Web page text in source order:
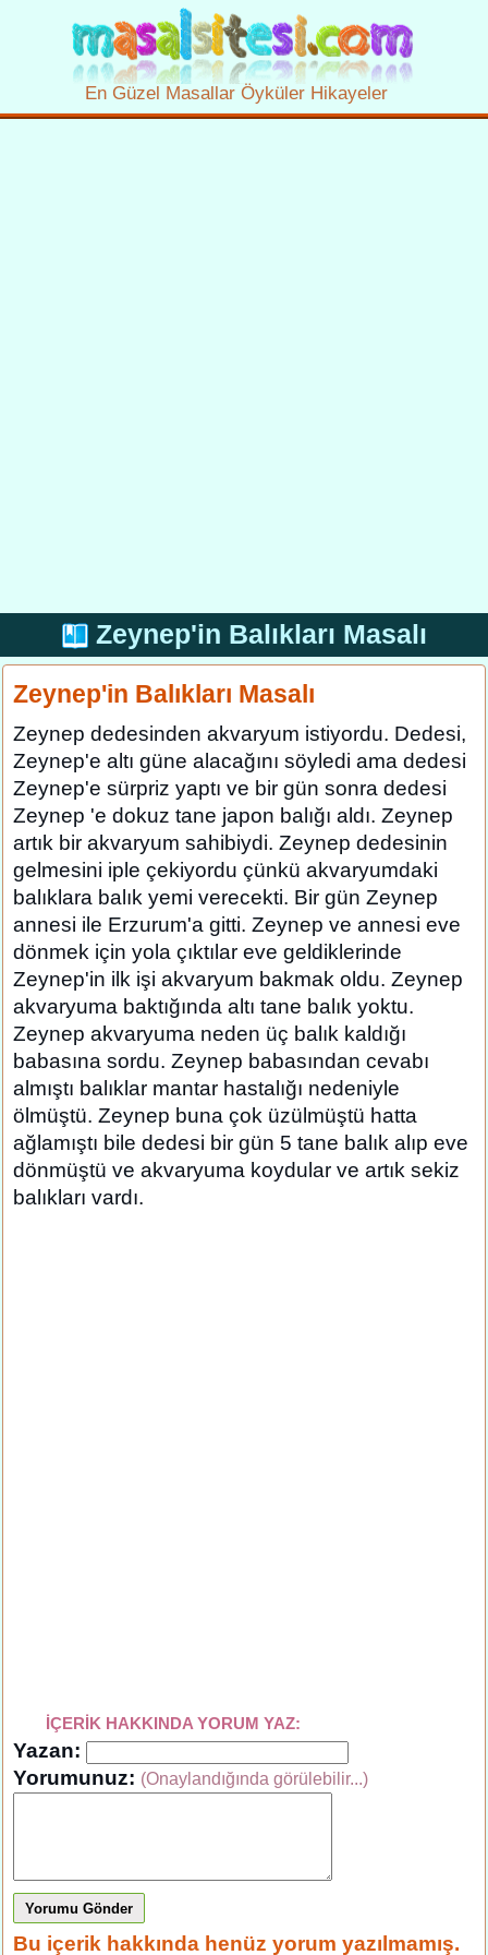
En Güzel Masallar Öyküler Hikayeler
Zeynep'in Balıkları Masalı
Zeynep'in Balıkları Masalı
Zeynep dedesinden akvaryum istiyordu. Dedesi,
Zeynep'e altı güne alacağını söyledi ama dedesi
Zeynep'e sürpriz yaptı ve bir gün sonra dedesi
Zeynep 'e dokuz tane japon balığı aldı. Zeynep
artık bir akvaryum sahibiydi. Zeynep dedesinin
gelmesini iple çekiyordu çünkü akvaryumdaki
balıklara balık yemi verecekti. Bir gün Zeynep
annesi ile Erzurum'a gitti. Zeynep ve annesi eve
dönmek için yola çıktılar eve geldiklerinde
Zeynep'in ilk işi akvaryum bakmak oldu. Zeynep
akvaryuma baktığında altı tane balık yoktu.
Zeynep akvaryuma neden üç balık kaldığı
babasına sordu. Zeynep babasından cevabı
almıştı balıklar mantar hastalığı nedeniyle
ölmüştü. Zeynep buna çok üzülmüştü hatta
ağlamıştı bile dedesi bir gün 5 tane balık alıp eve
dönmüştü ve akvaryuma koydular ve artık sekiz
balıkları vardı.
İÇERİK HAKKINDA YORUM YAZ:
Yazan:
Yorumunuz: (Onaylandığında görülebilir...)
Yorumu Gönder
Bu içerik hakkında henüz yorum yazılmamış.